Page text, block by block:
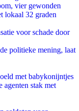
vier gewonden
lokaal 32 graden
voor schade door
politieke mening, laat
met babykonijntjes
agenten stak met